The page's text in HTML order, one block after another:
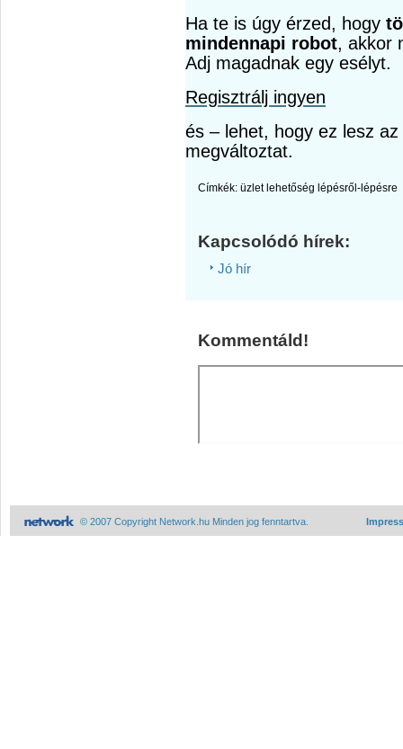
Ha te is úgy érzed, hogy
mindennapi robot, akkor
Adj magadnak egy esélyt.
Regisztrálj ingyen
és – lehet, hogy ez lesz
megváltoztat.
Címkék: üzlet lehetőség lépésről-lépésre
Kapcsolódó hírek:
Jó hír
Kommentáld!
© 2007 Copyright Network.hu Minden jog fenntartva.